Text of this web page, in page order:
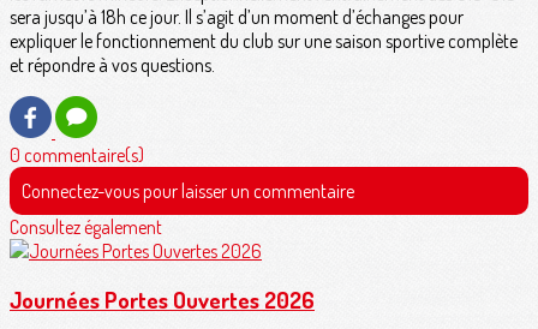
sera jusqu’à 18h ce jour. Il s’agit d’un moment d’échanges pour
expliquer le fonctionnement du club sur une saison sportive complète
et répondre à vos questions.
0 commentaire(s)
Connectez-vous pour laisser un commentaire
Consultez également
Journées Portes Ouvertes 2026